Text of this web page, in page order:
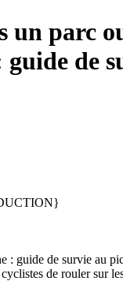
un parc
guide de
de rouler sur